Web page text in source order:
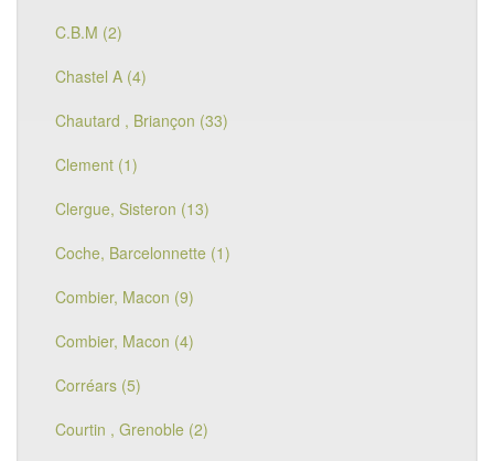
C.B.M (2)
Chastel A (4)
Chautard , Briançon (33)
Clement (1)
Clergue, Sisteron (13)
Coche, Barcelonnette (1)
Combier, Macon (9)
Combier, Macon (4)
Corréars (5)
Courtin , Grenoble (2)